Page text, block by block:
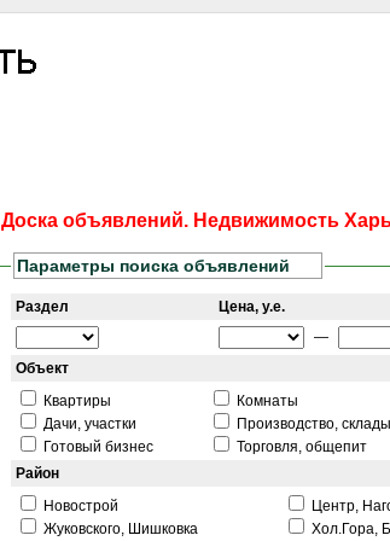
Доска объявлений. Недвижимость
Параметры поиска объявлений
Раздел
Цена, у.е.
—
Объект
Квартиры
Комнаты
Дачи, участки
Производство, склады
Готовый бизнес
Торговля, общепит
Район
Новострой
Центр,
Жуковского, Шишковка
Хол.Гора,